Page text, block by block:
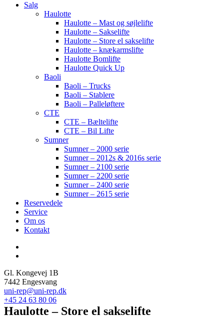
Salg
Haulotte
Haulotte – Mast og søjlelifte
Haulotte – Sakselifte
Haulotte – Store el sakselifte
Haulotte – knækarmslifte
Haulotte Bomlifte
Haulotte Quick Up
Baoli
Baoli – Trucks
Baoli – Stablere
Baoli – Palleløftere
CTE
CTE – Bæltelifte
CTE – Bil Lifte
Sumner
Sumner – 2000 serie
Sumner – 2012s & 2016s serie
Sumner – 2100 serie
Sumner – 2200 serie
Sumner – 2400 serie
Sumner – 2615 serie
Reservedele
Service
Om os
Kontakt
Gl. Kongevej 1B
7442 Engesvang
uni-rep@uni-rep.dk
+45 24 63 80 06
Haulotte – Store el sakselifte